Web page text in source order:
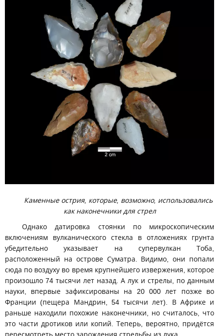
Каменные острия, которые, возможно, использовались
как наконечники для стрел
Однако датировка стоянки по микроскопическим
включениям вулканического стекла в отложениях грунта
убедительно указывает на супервулкан Тоба,
расположенный на острове Суматра. Видимо, они попали
сюда по воздуху во время крупнейшего извержения, которое
произошло 74 тысячи лет назад. А лук и стрелы, по данным
науки, впервые зафиксированы на 20 000 лет позже во
Франции (пещера Мандрин, 54 тысячи лет). В Африке и
раньше находили похожие наконечники, но считалось, что
это части дротиков или копий. Теперь, вероятно, придётся
пересмотреть место зарождения стрельбы из лука.